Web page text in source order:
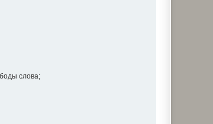
слова;